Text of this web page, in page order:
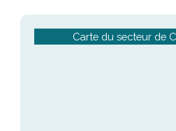
Carte du secteur de